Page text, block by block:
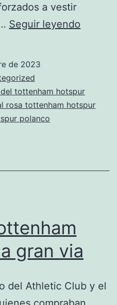
a vestir
Seguir leyendo
azul
de 2023
tottenham hotspur
rosa tottenham hotspur
polanco
gran via
del Athletic Club y el